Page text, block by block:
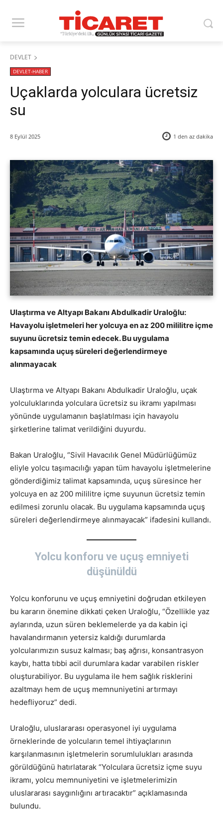
DEVLET
DEVLET-HABER
Uçaklarda yolculara ücretsiz
su
8 Eylül 2025 1 den az dakika
Ulaştırma ve Altyapı Bakanı Abdulkadir Uraloğlu:
Havayolu işletmeleri her yolcuya en az 200 mililitre içme
suyunu ücretsiz temin edecek. Bu uygulama
kapsamında uçuş süreleri değerlendirmeye
alınmayacak
Ulaştırma ve Altyapı Bakanı Abdulkadir Uraloğlu, uçak
yolculuklarında yolculara ücretsiz su ikramı yapılması
yönünde uygulamanın başlatılması için havayolu
şirketlerine talimat verildiğini duyurdu.
Bakan Uraloğlu, “Sivil Havacılık Genel Müdürlüğümüz
eliyle yolcu taşımacılığı yapan tüm havayolu işletmelerine
gönderdiğimiz talimat kapsamında, uçuş süresince her
yolcuya en az 200 mililitre içme suyunun ücretsiz temin
edilmesi zorunlu olacak. Bu uygulama kapsamında uçuş
süreleri değerlendirmeye alınmayacak” ifadesini kullandı.
Yolcu konforu ve uçuş emniyeti
düşünüldü
Yolcu konforunu ve uçuş emniyetini doğrudan etkileyen
bu kararın önemine dikkati çeken Uraloğlu, “Özellikle yaz
aylarında, uzun süren beklemelerde ya da kabin içi
havalandırmanın yetersiz kaldığı durumlarda
yolcularımızın susuz kalması; baş ağrısı, konsantrasyon
kaybı, hatta tıbbi acil durumlara kadar varabilen riskler
oluşturabiliyor. Bu uygulama ile hem sağlık risklerini
azaltmayı hem de uçuş memnuniyetini artırmayı
hedefliyoruz” dedi.
Uraloğlu, uluslararası operasyonel iyi uygulama
örneklerinde de yolcuların temel ihtiyaçlarının
karşılanmasının işletmelerin sorumlulukları arasında
görüldüğünü hatırlatarak “Yolculara ücretsiz içme suyu
ikramı, yolcu memnuniyetini ve işletmelerimizin
uluslararası saygınlığını artıracaktır” açıklamasında
bulundu.